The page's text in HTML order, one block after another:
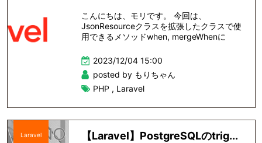
こんにちは、モリです。 今回は、
JsonResourceクラスを拡張したクラスで使
用できるメソッドwhen, mergeWhenに
2023/12/04 15:00
posted by もりちゃん
PHP , Laravel
Laravel 【Laravel】PostgreSQLのtrig...